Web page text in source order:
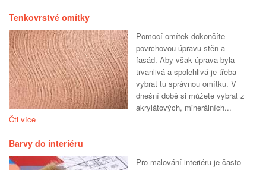
Tenkovrstvé omítky
Pomocí omítek dokončíte
povrchovou úpravu stěn a
fasád. Aby však úprava byla
trvanlivá a spolehlivá je třeba
vybrat tu správnou omítku. V
dnešní době si můžete vybrat z
akrylátových, minerálních...
Čti více
Barvy do interiéru
Pro malování interiéru je často